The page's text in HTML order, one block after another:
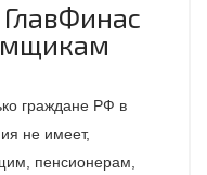
граждане РФ в
не имеет,
пенсионерам,